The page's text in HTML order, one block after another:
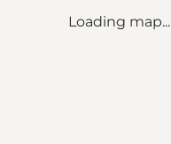
Loading map...